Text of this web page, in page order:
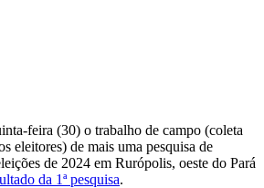
feira (30) o trabalho de campo (coleta
eleitores) de mais uma pesquisa de
de 2024 em Rurópolis, oeste do Pará
da 1ª pesquisa.